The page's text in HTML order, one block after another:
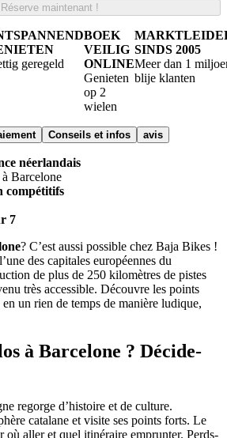
Réserve maintenant !
geregeld
BOEK
VEILIG
ONLINE
Genieten
op 2
wielen
SINDS 2005
Meer dan 1
blije klanten
Conseils et infos avis
néerlandais
Barcelone
compétitifs
7
? C’est aussi possible chez Baja Bikes !
des capitales européennes du
de plus de 250 kilomètres de pistes
très accessible. Découvre les points
un rien de temps de manière ludique,
à Barcelone ? Décide-
regorge d’histoire et de culture.
catalane et visite ses points forts. Le
où aller et quel itinéraire emprunter. Perds-